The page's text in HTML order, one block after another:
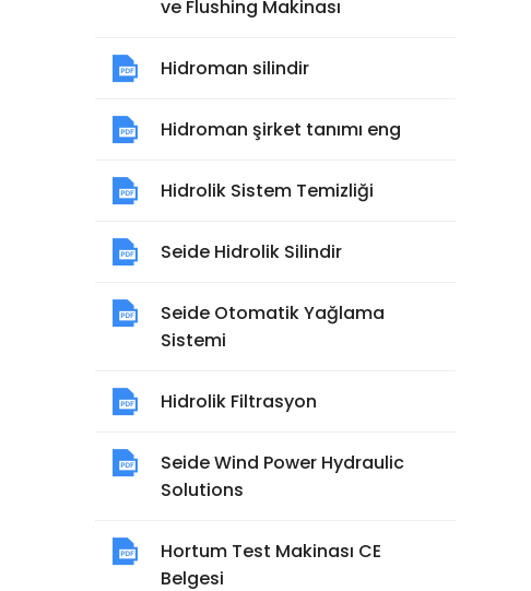
ve Flushing Makinası
Hidroman silindir
Hidroman şirket tanımı eng
Hidrolik Sistem Temizliği
Seide Hidrolik Silindir
Seide Otomatik Yağlama
Sistemi
Hidrolik Filtrasyon
Seide Wind Power Hydraulic
Solutions
Hortum Test Makinası CE
Belgesi